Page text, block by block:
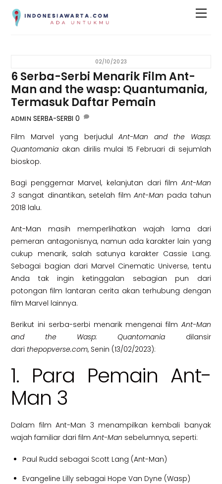
02/10/2023
6 Serba-Serbi Menarik Film Ant-
Man and the wasp: Quantumania,
Termasuk Daftar Pemain
ADMIN SERBA-SERBI 0
Film Marvel yang berjudulAnt-Man and the Wasp:
Quantomania akan dirilis mulai 15 Februari di sejumlah
bioskop.
Bagi penggemar Marvel, kelanjutan dari film Ant-Man
3 sangat dinantikan, setelah filmAnt-Man pada tahun
2018 lalu.
Ant-Man masih memperlihatkan wajah lama dari
pemeran antagonisnya, namun ada karakter lain yang
cukup menarik, salah satunya karakter Cassie Lang.
Sebagai bagian dari Marvel Cinematic Universe, tentu
Anda tak ingin ketinggalan sebagian pun dari
potongan film lantaran cerita akan terhubung dengan
film Marvel lainnya.
Berikut ini serba-serbi menarik mengenai film Ant-Man
and the Wasp: Quantomania dilansir
dari thepopverse.com, Senin (13/02/2023):
1. Para Pemain Ant-
Man 3
Dalam film Ant-Man 3 menampilkan kembali banyak
wajah familiar dari filmAnt-Man sebelumnya, seperti:
Paul Rudd sebagai Scott Lang (Ant-Man)
Evangeline Lilly sebagai Hope Van Dyne (Wasp)